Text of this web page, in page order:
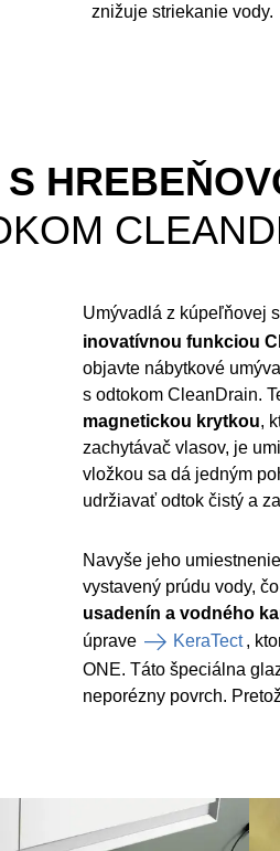
znižuje striekanie vody.
Umývadlá z kúpeľňovej
inovatívnou funkciou
objavte nábytkové
s odtokom CleanDrain.
magnetickou krytkou,
zachytávač vlasov, je
vložkou sa dá jedným
udržiavať odtok čistý a
Navyše jeho
vystavený prúdu vody,
usadenín a vodného
úprave
KeraTect ,
ONE. Táto špeciálna
neporézny povrch.